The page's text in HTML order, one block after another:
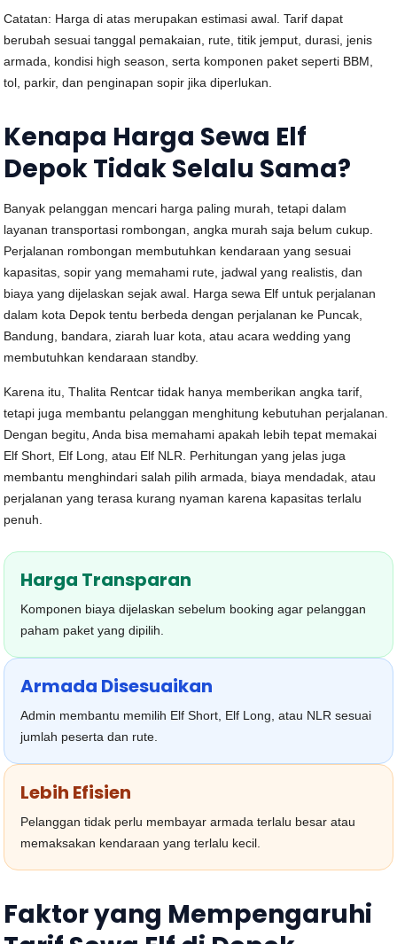
Catatan: Harga di atas merupakan estimasi awal. Tarif dapat
berubah sesuai tanggal pemakaian, rute, titik jemput, durasi, jenis
armada, kondisi high season, serta komponen paket seperti BBM,
tol, parkir, dan penginapan sopir jika diperlukan.
Kenapa Harga Sewa Elf
Depok Tidak Selalu Sama?
Banyak pelanggan mencari harga paling murah, tetapi dalam
layanan transportasi rombongan, angka murah saja belum cukup.
Perjalanan rombongan membutuhkan kendaraan yang sesuai
kapasitas, sopir yang memahami rute, jadwal yang realistis, dan
biaya yang dijelaskan sejak awal. Harga sewa Elf untuk perjalanan
dalam kota Depok tentu berbeda dengan perjalanan ke Puncak,
Bandung, bandara, ziarah luar kota, atau acara wedding yang
membutuhkan kendaraan standby.
Karena itu, Thalita Rentcar tidak hanya memberikan angka tarif,
tetapi juga membantu pelanggan menghitung kebutuhan perjalanan.
Dengan begitu, Anda bisa memahami apakah lebih tepat memakai
Elf Short, Elf Long, atau Elf NLR. Perhitungan yang jelas juga
membantu menghindari salah pilih armada, biaya mendadak, atau
perjalanan yang terasa kurang nyaman karena kapasitas terlalu
penuh.
Harga Transparan
Komponen biaya dijelaskan sebelum booking agar pelanggan
paham paket yang dipilih.
Armada Disesuaikan
Admin membantu memilih Elf Short, Elf Long, atau NLR sesuai
jumlah peserta dan rute.
Lebih Efisien
Pelanggan tidak perlu membayar armada terlalu besar atau
memaksakan kendaraan yang terlalu kecil.
Faktor yang Mempengaruhi